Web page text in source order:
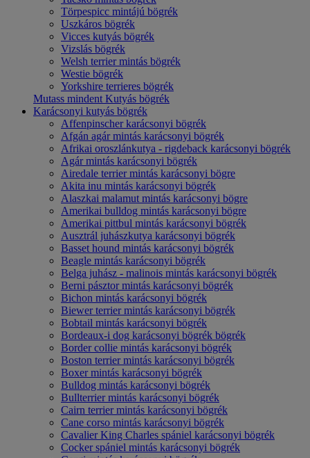
Törpespicc mintájú bögrék
Uszkáros bögrék
Vicces kutyás bögrék
Vizslás bögrék
Welsh terrier mintás bögrék
Westie bögrék
Yorkshire terrieres bögrék
Mutass mindent Kutyás bögrék
Karácsonyi kutyás bögrék
Affenpinscher karácsonyi bögrék
Afgán agár mintás karácsonyi bögrék
Afrikai oroszlánkutya - rigdeback karácsonyi bögrék
Agár mintás karácsonyi bögrék
Airedale terrier mintás karácsonyi bögre
Akita inu mintás karácsonyi bögrék
Alaszkai malamut mintás karácsonyi bögre
Amerikai bulldog mintás karácsonyi bögre
Amerikai pittbul mintás karácsonyi bögrék
Ausztrál juhászkutya karácsonyi bögrék
Basset hound mintás karácsonyi bögrék
Beagle mintás karácsonyi bögrék
Belga juhász - malinois mintás karácsonyi bögrék
Berni pásztor mintás karácsonyi bögrék
Bichon mintás karácsonyi bögrék
Biewer terrier mintás karácsonyi bögrék
Bobtail mintás karácsonyi bögrék
Bordeaux-i dog karácsonyi bögrék bögrék
Border collie mintás karácsonyi bögrék
Boston terrier mintás karácsonyi bögrék
Boxer mintás karácsonyi bögrék
Bulldog mintás karácsonyi bögrék
Bullterrier mintás karácsonyi bögrék
Cairn terrier mintás karácsonyi bögrék
Cane corso mintás karácsonyi bögrék
Cavalier King Charles spániel karácsonyi bögrék
Cocker spániel mintás karácsonyi bögrék